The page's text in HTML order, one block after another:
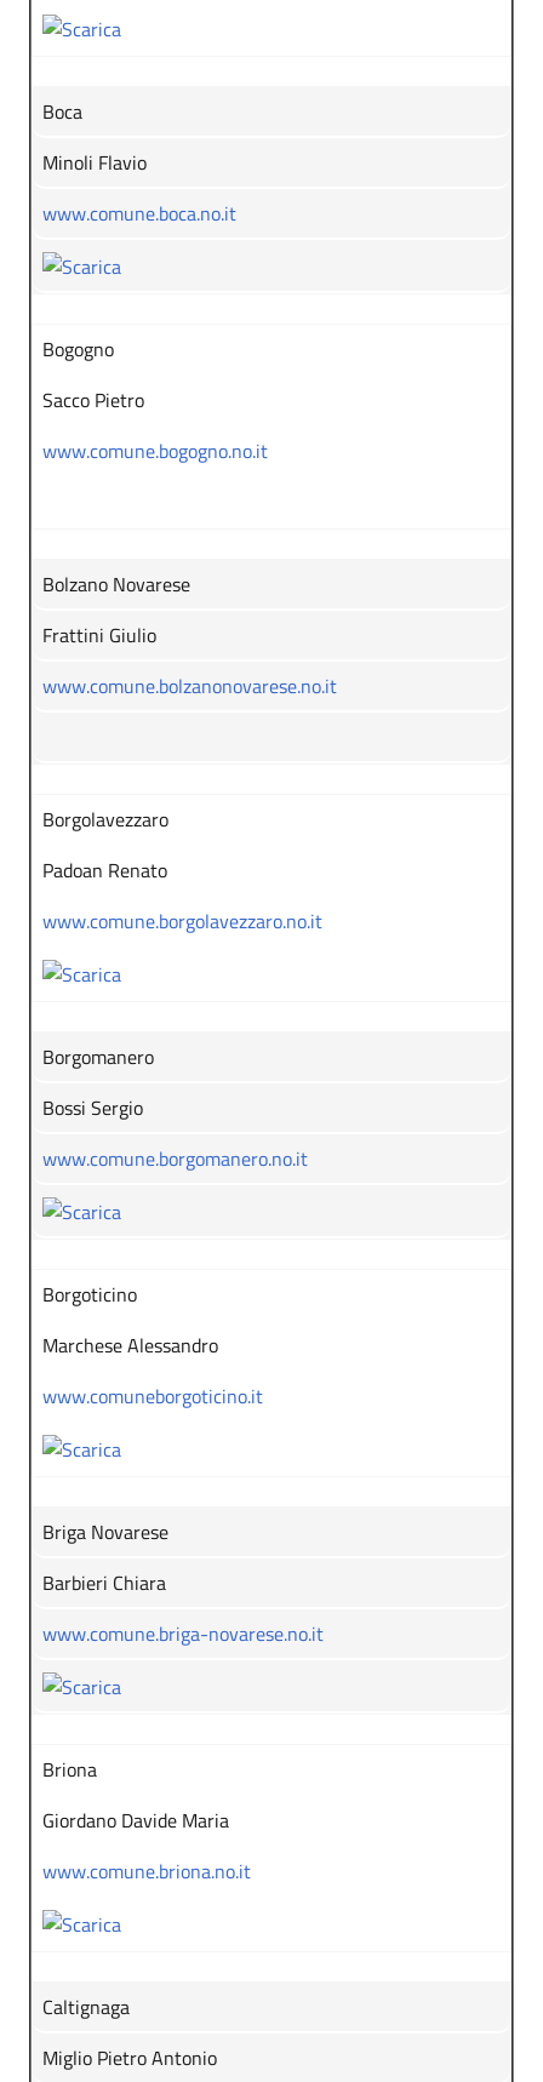
Boca
Minoli Flavio
www.comune.boca.no.it
Bogogno
Sacco Pietro
www.comune.bogogno.no.it
Bolzano Novarese
Frattini Giulio
www.comune.bolzanonovarese.no.it
Borgolavezzaro
Padoan Renato
www.comune.borgolavezzaro.no.it
Borgomanero
Bossi Sergio
www.comune.borgomanero.no.it
Borgoticino
Marchese Alessandro
www.comuneborgoticino.it
Briga Novarese
Barbieri Chiara
www.comune.briga-novarese.no.it
Briona
Giordano Davide Maria
www.comune.briona.no.it
Caltignaga
Miglio Pietro Antonio